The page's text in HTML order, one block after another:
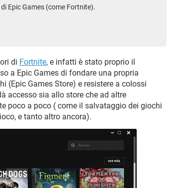
Epic Games (come Fortnite).
di Fortnite, e infatti è stato proprio il
a Epic Games di fondare una propria
(Epic Games Store) e resistere a colossi
accesso sia allo store che ad altre
poco a poco ( come il salvataggio dei giochi
e tanto altro ancora).